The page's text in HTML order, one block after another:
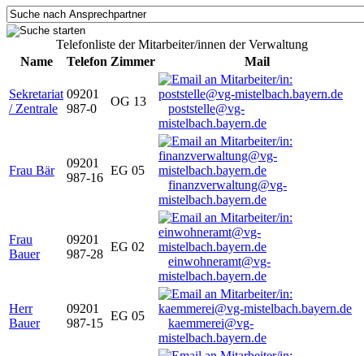
Telefonliste der Mitarbeiter/innen der Verwaltung
Name
Telefon Zimmer Mail
Sekretariat
/ Zentrale
09201
987-0
OG 13
poststelle@vg-
mistelbach.bayern.de
Frau Bär
09201
987-16
EG 05
finanzverwaltung@vg-
mistelbach.bayern.de
Frau
Bauer
09201
987-28
EG 02
einwohneramt@vg-
mistelbach.bayern.de
Herr
Bauer
09201
987-15
EG 05
kaemmerei@vg-
mistelbach.bayern.de